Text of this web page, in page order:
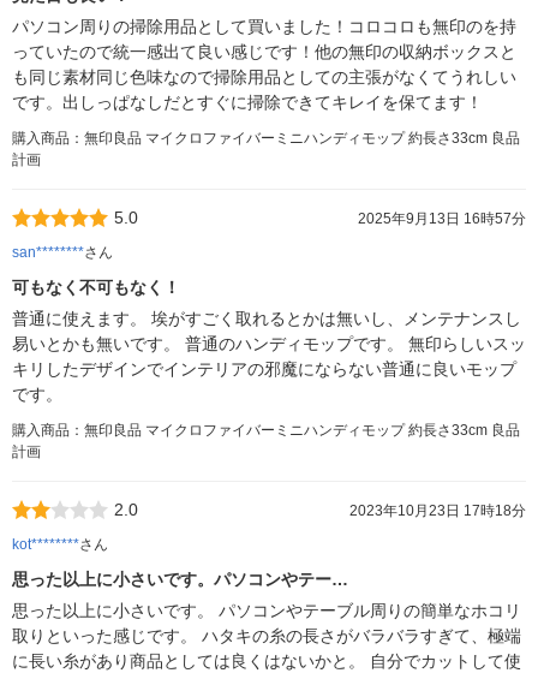
パソコン周りの掃除用品として買いました！コロコロも無印のを持
っていたので統一感出て良い感じです！他の無印の収納ボックスと
も同じ素材同じ色味なので掃除用品としての主張がなくてうれしい
です。出しっぱなしだとすぐに掃除できてキレイを保てます！
購入商品：無印良品 マイクロファイバーミニハンディモップ 約長さ33cm 良品
計画
5.0
2025年9月13日 16時57分
san********さん
可もなく不可もなく！
普通に使えます。 埃がすごく取れるとかは無いし、メンテナンスし
易いとかも無いです。 普通のハンディモップです。 無印らしいスッ
キリしたデザインでインテリアの邪魔にならない普通に良いモップ
です。
購入商品：無印良品 マイクロファイバーミニハンディモップ 約長さ33cm 良品
計画
2.0
2023年10月23日 17時18分
kot********さん
思った以上に小さいです。パソコンやテー…
思った以上に小さいです。 パソコンやテーブル周りの簡単なホコリ
取りといった感じです。 ハタキの糸の長さがバラバラすぎて、極端
に長い糸があり商品としては良くはないかと。 自分でカットして使